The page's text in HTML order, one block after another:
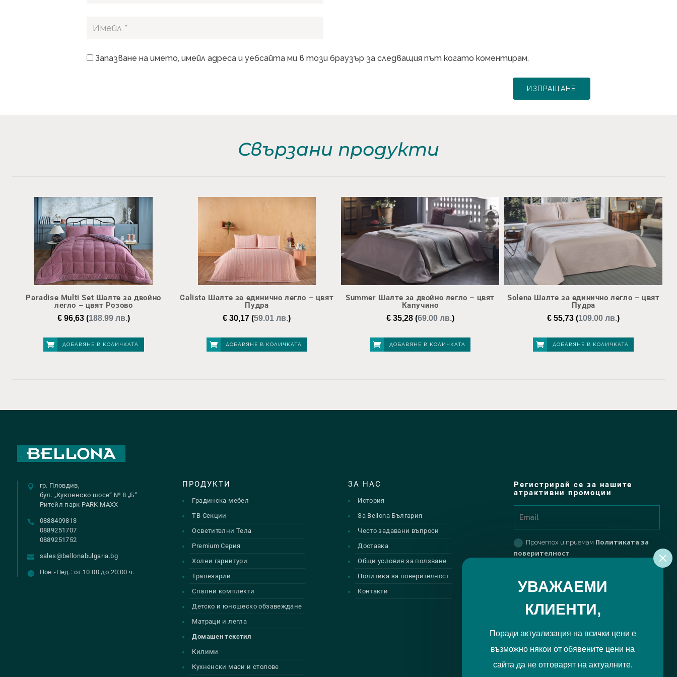
УВАЖАЕМИ
КЛИЕНТИ,
Поради актуализация на всички цени е
възможно някои от обявените цени на
сайта да не отговарят на актуалните.
Запазване на името, имейл адреса и уебсайта ми в този браузър за следващия път когато коментирам.
Свързани продукти
Paradise Multi Set Шалте за двойно
легло – цвят Розово
€96,63(188.99 лв.)
ДОБАВЯНЕ В КОЛИЧКАТА
Calista Шалте за единично легло – цвят
Пудра
€ 30,17 (59.01 лв.)
ДОБАВЯНЕ В КОЛИЧКАТА
Summer Шалте за двойно легло – цвят
Капучино
€35,28(69.00 лв.)
ДОБАВЯНЕ В КОЛИЧКАТА
Solena Шалте за единично легло – цвят
Пудра
€ 55,73 (109.00 лв.)
ДОБАВЯНЕ В КОЛИЧКАТА
гр. Пловдив,
бул. „Кукленско шосе“ № 8 „Б“
Ритейл парк PARK MAXX
0888409813
0889251707
0889251752
sales@bellonabulgaria.bg
Пон.-Нед.: от 10:00 до 20:00 ч.
ПРОДУКТИ
Градинска мебел
ТВ Секции
Осветителни Тела
Premium Серия
Холни гарнитури
Трапезарии
Спални комплекти
Детско и юношеско обзавеждане
Матраци и легла
Домашен текстил
Килими
Кухненски маси и столове
ЗА НАС
История
За Bellona България
Често задавани въпроси
Доставка
Общи условия за ползване
Политика за поверителност
Контакти
Регистрирай се за нашите
атрактивни промоции
Прочетох и приемам Политиката за
поверителност